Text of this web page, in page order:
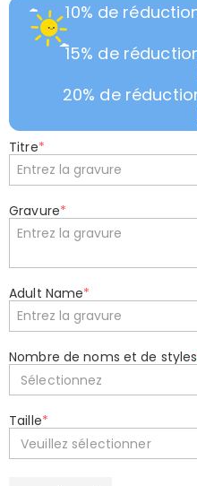
10% de
15% de
20% de
Titre*
Gravure*
Adult Name*
Nombre de noms et de styles
Sélectionnez
Taille*
Veuillez sélectionner